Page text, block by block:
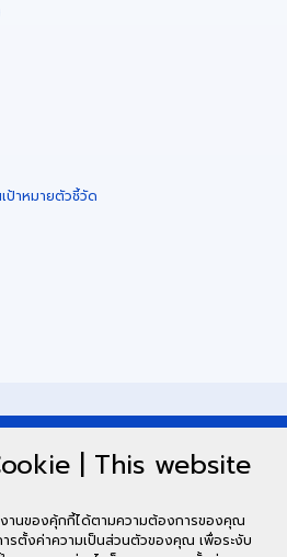
ป้าหมายตัวชี้วัด
| This website
านของคุ้กกี้ได้ตามความต้องการของคุณ
รตั้งค่าความเป็นส่วนตัวของคุณ เพื่อระงับ